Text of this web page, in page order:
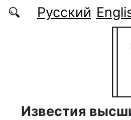
содержаниюРусский
Известия